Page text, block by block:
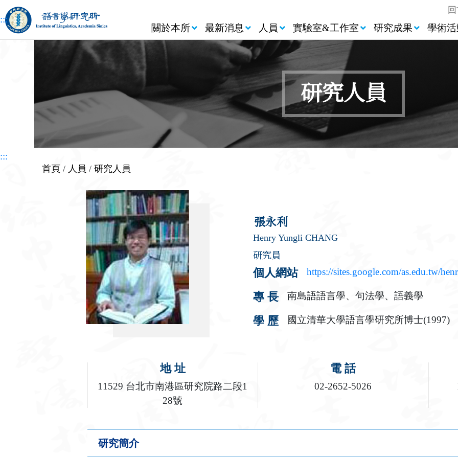
跳到主要內容區塊
:::
關於本所 最新消息 人員 實驗室&工作室 研究成果 學術
研究人員
:::
首頁 / 人員 /研究人員
張永利
Henry Yungli CHANG
研究員
個人網站 https://sites.google.com/as.edu.tw/
專 長 南島語語言學、句法學、語義學
學 歷 國立清華大學語言學研究所博士(1997)
地 址
11529 台北市南港區研究院路二段1
28號
電 話
02-2652-5026
研究簡介